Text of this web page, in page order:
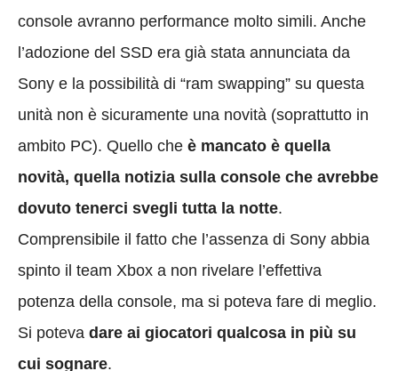
console avranno performance molto simili. Anche
l’adozione del SSD era già stata annunciata da
Sony e la possibilità di “ram swapping” su questa
unità non è sicuramente una novità (soprattutto in
ambito PC). Quello che è mancato è quella
novità, quella notizia sulla console che avrebbe
dovuto tenerci svegli tutta la notte.
Comprensibile il fatto che l’assenza di Sony abbia
spinto il team Xbox a non rivelare l’effettiva
potenza della console, ma si poteva fare di meglio.
Si poteva dare ai giocatori qualcosa in più su
cui sognare.